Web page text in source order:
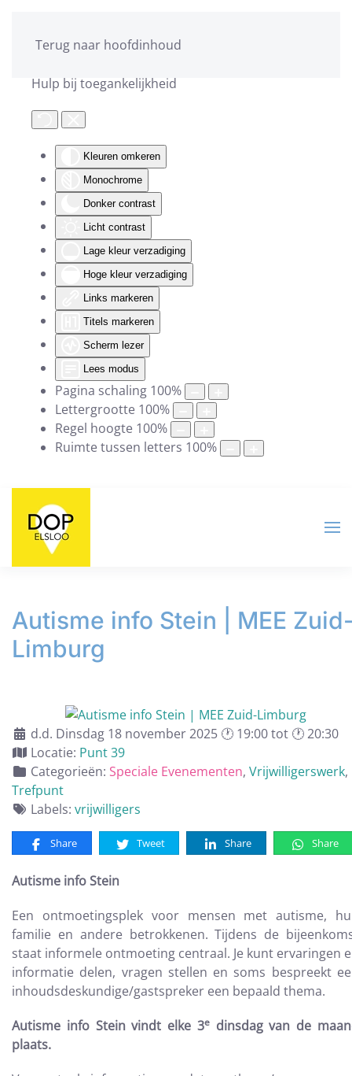
Hulp bij toegankelijkheid
Kleuren omkeren
Monochrome
Donker contrast
Licht contrast
Lage kleur verzadiging
Hoge kleur verzadiging
Links markeren
Titels markeren
Scherm lezer
Lees modus
Pagina schaling 100%
Lettergrootte 100%
Regel hoogte 100%
Ruimte tussen letters 100%
Terug naar hoofdinhoud
Autisme info Stein | MEE
Limburg
d.d. Dinsdag 18 november 2025 🕐 19:00 tot 🕐 20:30
Locatie: Punt 39
Categorieën: Speciale Evenementen, Vrijwilligerswerk,
Trefpunt
Labels: vrijwilligers
Share Tweet Share Share
Autisme info Stein
Een ontmoetingsplek voor mensen met autisme,
familie en andere betrokkenen. Tijdens de
staat informele ontmoeting centraal. Je kunt ervaringen
informatie delen, vragen stellen en soms bespreekt
inhoudsdeskundige/gastspreker een bepaald thema.
Autisme info Stein vindt elke 3edinsdag van de
plaats.